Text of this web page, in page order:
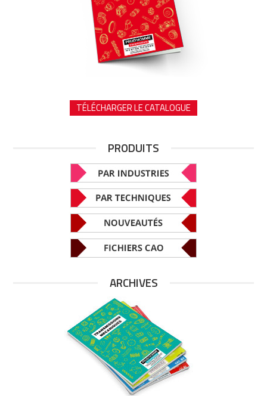
TÉLÉCHARGER LE CATALOGUE
PRODUITS
ARCHIVES